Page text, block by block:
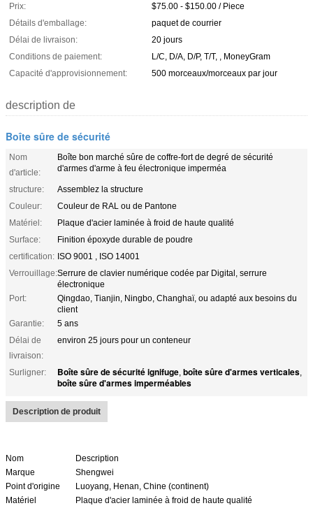
Prix:
$75.00 - $150.00 / Piece
Détails d'emballage:
paquet de courrier
Délai de livraison:
20 jours
Conditions de paiement:
L/C, D/A, D/P, T/T, , MoneyGram
Capacité d'approvisionnement:
500 morceaux/morceaux par jour
description de
Boîte sûre de sécurité
Nom
d'article:
Boîte bon marché sûre de coffre-fort de degré de sécurité
d'armes d'arme à feu électronique imperméa
structure:
Assemblez la structure
Couleur:
Couleur de RAL ou de Pantone
Matériel:
Plaque d'acier laminée à froid de haute qualité
Surface:
Finition époxyde durable de poudre
certification: ISO 9001 , ISO 14001
Verrouillage:Serrure de clavier numérique codée par Digital, serrure
électronique
Port:
Qingdao, Tianjin, Ningbo, Changhaï, ou adapté aux besoins du
client
Garantie:
5 ans
Délai de
livraison:
environ 25 jours pour un conteneur
Surligner: Boîte sûre de sécurité ignifuge, boîte sûre d'armes verticales,
boîte sûre d'armes imperméables
Description de produit
Nom
Description
Marque
Shengwei
Point d'origine
Luoyang, Henan, Chine (continent)
Matériel
Plaque d'acier laminée à froid de haute qualité